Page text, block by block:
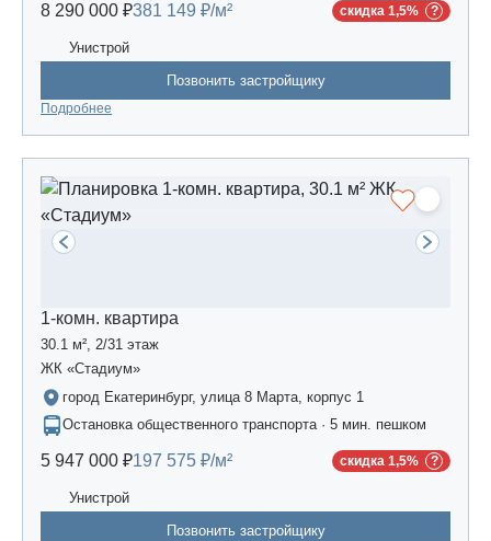
8 290 000 ₽381 149 ₽/м² скидка 1,5%
Унистрой
Позвонить застройщику
Подробнее
1-комн. квартира
30.1 м², 2/31 этаж
ЖК «Стадиум»
город Екатеринбург, улица 8 Марта, корпус 1
Остановка общественного транспорта · 5 мин. пешком
5 947 000 ₽197 575 ₽/м² скидка 1,5%
Унистрой
Позвонить застройщику